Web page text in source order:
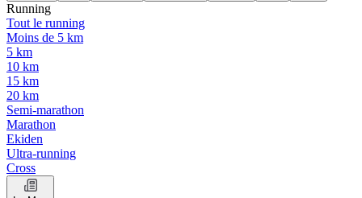
Running
Tout le running
Moins de 5 km
5 km
10 km
15 km
20 km
Semi-marathon
Marathon
Ekiden
Ultra-running
Cross